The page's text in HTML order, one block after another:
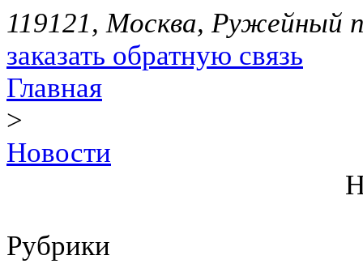
119121, Москва, Ружейный
заказать обратную связь
Главная
>
Новости
Рубрики